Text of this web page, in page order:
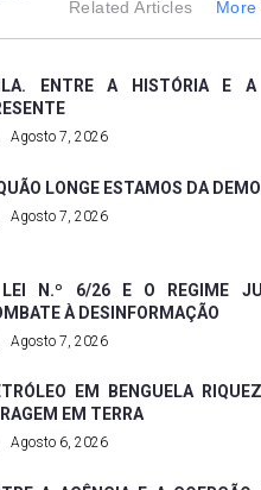
Related Articles
ENTRE A HISTÓRIA E
Agosto 7, 2026
LONGE ESTAMOS DA
Agosto 7, 2026
N.º 6/26 E O REGIME
À DESINFORMAÇÃO
Agosto 7, 2026
EM BENGUELA
EM TERRA
Agosto 6, 2026